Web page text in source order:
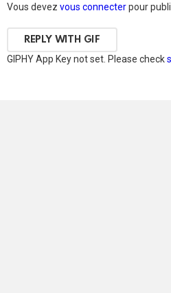
Vous devez vous connecterpour
REPLY WITH GIF
GIPHY App Key not set. Please check